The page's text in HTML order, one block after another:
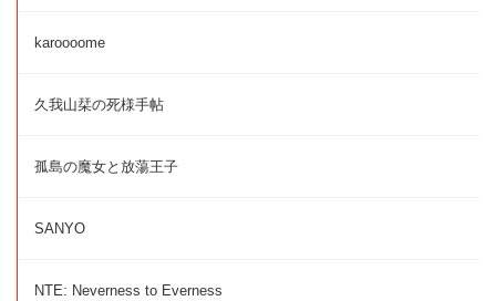
karoooome
久我山栞の死様手帖
孤島の魔女と放蕩王子
SANYO
NTE: Neverness to Everness